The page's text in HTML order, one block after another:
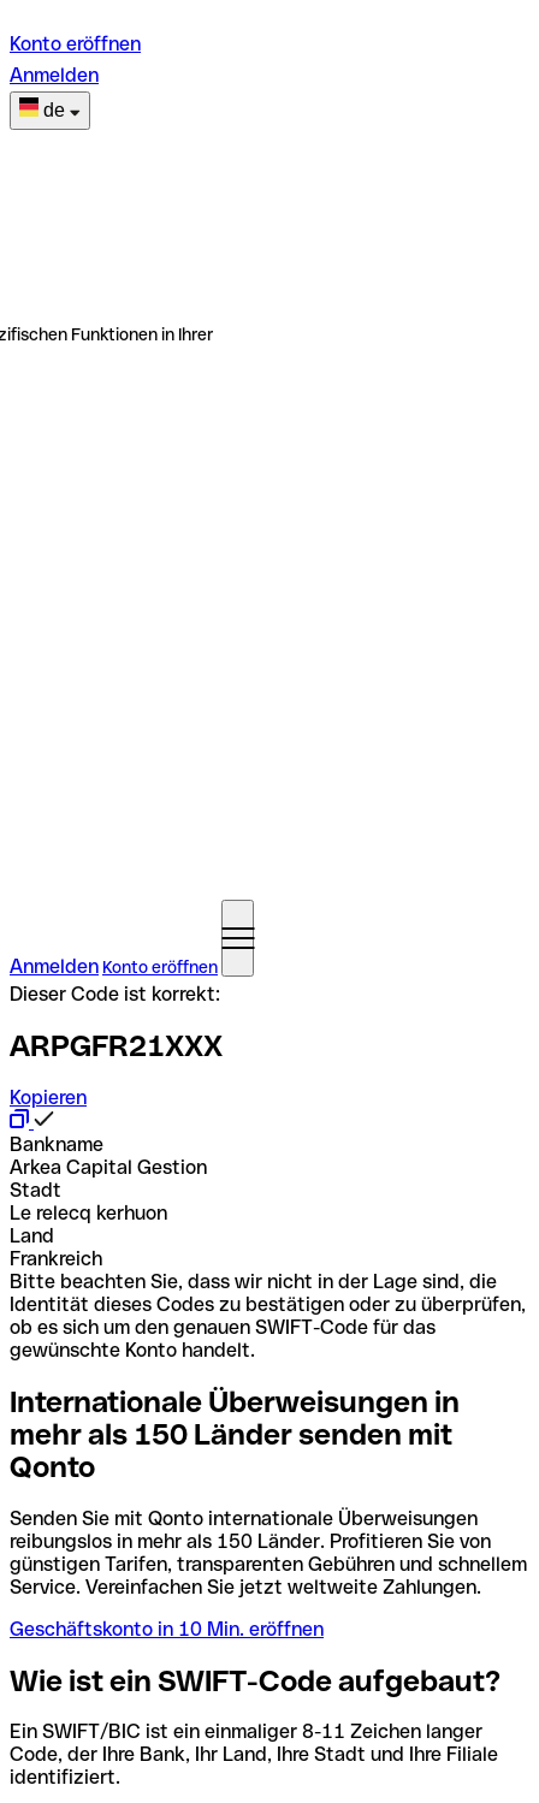
Konto eröffnen
Anmelden
de
Funktionen in Ihrer
Anmelden Konto eröffnen
Dieser Code ist korrekt:
ARPGFR21XXX
Kopieren
Bankname
Arkea Capital Gestion
Stadt
Le relecq kerhuon
Land
Frankreich
Bitte beachten Sie, dass wir nicht in der Lage sind, die
Identität dieses Codes zu bestätigen oder zu überprüfen,
ob es sich um den genauen SWIFT-Code für das
gewünschte Konto handelt.
Internationale Überweisungen in
mehr als 150 Länder senden mit
Qonto
Senden Sie mit Qonto internationale Überweisungen
reibungslos in mehr als 150 Länder. Profitieren Sie von
günstigen Tarifen, transparenten Gebühren und schnellem
Service. Vereinfachen Sie jetzt weltweite Zahlungen.
Geschäftskonto in 10 Min. eröffnen
Wie ist ein SWIFT-Code aufgebaut?
Ein SWIFT/BIC ist ein einmaliger 8-11 Zeichen langer
Code, der Ihre Bank, Ihr Land, Ihre Stadt und Ihre Filiale
identifiziert.